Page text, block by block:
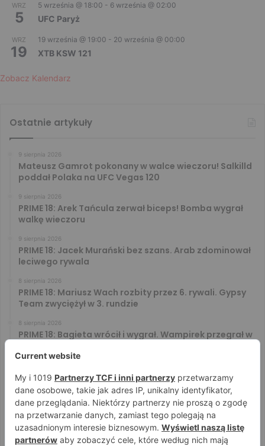
WRZ
5
5 września @ 18:00 - 6 września @ 02:00
UFC Paryż
WRZ
19
19 września @ 19:00 - 20 września @ 00:00
XTB KSW 121
Zobacz Kalendarz
Ostatnie artykuły
9 sierpnia 2026
Mateusz Gamrot pokonany w walce wieczoru! Salkilld
poddał Polaka na UFC Vegas 120
9 sierpnia 2026
PRIME 18: Arek Tańcula zerwał biceps! Bomba wygrał
walkę wieczoru
9 sierpnia 2026
PRIME 18: Jacek Murański bez szans. Arab zdominował
leciwego rywala
8 sierpnia 2026
PRIME 18: Mariusz Wach rozbity przez 6. rywali. Gypsy
Team zwyciężył w 3. rundzie
8 sierpnia 2026
PRIME 18: Bagieta wrócił i wygrał. Wampirek przegrał w
PRIME 18: Ryta rozbił Jóźwiaka na pełnym dystansie.
Wsparcie Murana nie wystarczyło
8 sierpnia 2026
PRIME 18 za darmo – zobacz darmowe walki na żywo!
Aż trzy starcia dostępne za free